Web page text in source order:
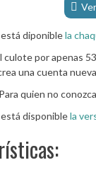
diponiblela
culote por apenas
una cuenta
quien no
disponiblela